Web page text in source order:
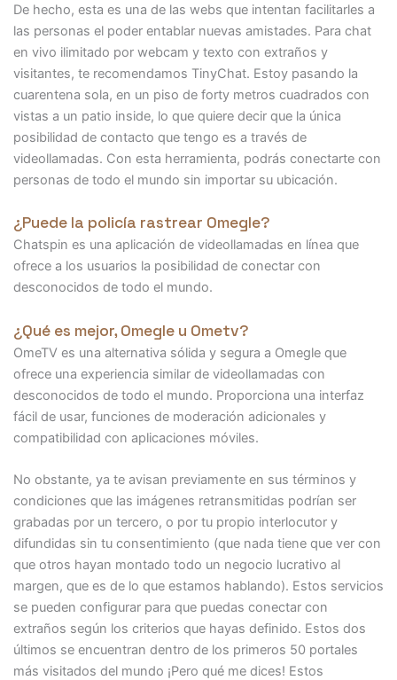
De hecho, esta es una de las webs que intentan facilitarles a
las personas el poder entablar nuevas amistades. Para chat
en vivo ilimitado por webcam y texto con extraños y
visitantes, te recomendamos TinyChat. Estoy pasando la
cuarentena sola, en un piso de forty metros cuadrados con
vistas a un patio inside, lo que quiere decir que la única
posibilidad de contacto que tengo es a través de
videollamadas. Con esta herramienta, podrás conectarte con
personas de todo el mundo sin importar su ubicación.
¿Puede la policía rastrear Omegle?
Chatspin es una aplicación de videollamadas en línea que
ofrece a los usuarios la posibilidad de conectar con
desconocidos de todo el mundo.
¿Qué es mejor, Omegle u Ometv?
OmeTV es una alternativa sólida y segura a Omegle que
ofrece una experiencia similar de videollamadas con
desconocidos de todo el mundo. Proporciona una interfaz
fácil de usar, funciones de moderación adicionales y
compatibilidad con aplicaciones móviles.
No obstante, ya te avisan previamente en sus términos y
condiciones que las imágenes retransmitidas podrían ser
grabadas por un tercero, o por tu propio interlocutor y
difundidas sin tu consentimiento (que nada tiene que ver con
que otros hayan montado todo un negocio lucrativo al
margen, que es de lo que estamos hablando). Estos servicios
se pueden configurar para que puedas conectar con
extraños según los criterios que hayas definido. Estos dos
últimos se encuentran dentro de los primeros 50 portales
más visitados del mundo ¡Pero qué me dices! Estos